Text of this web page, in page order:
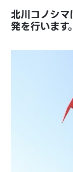
北川コノシ
発を行います。